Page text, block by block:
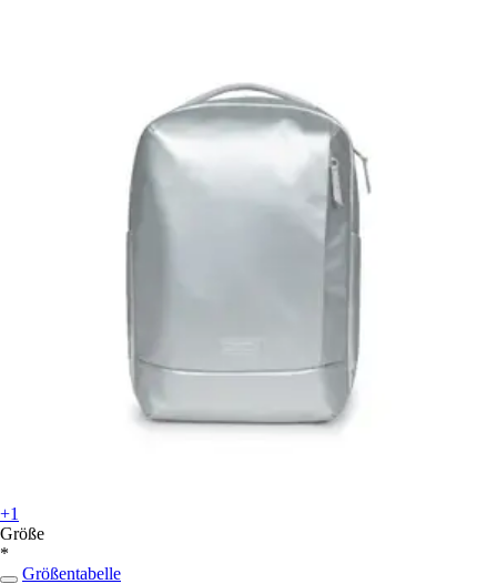
+1
Größe
*
Größentabelle